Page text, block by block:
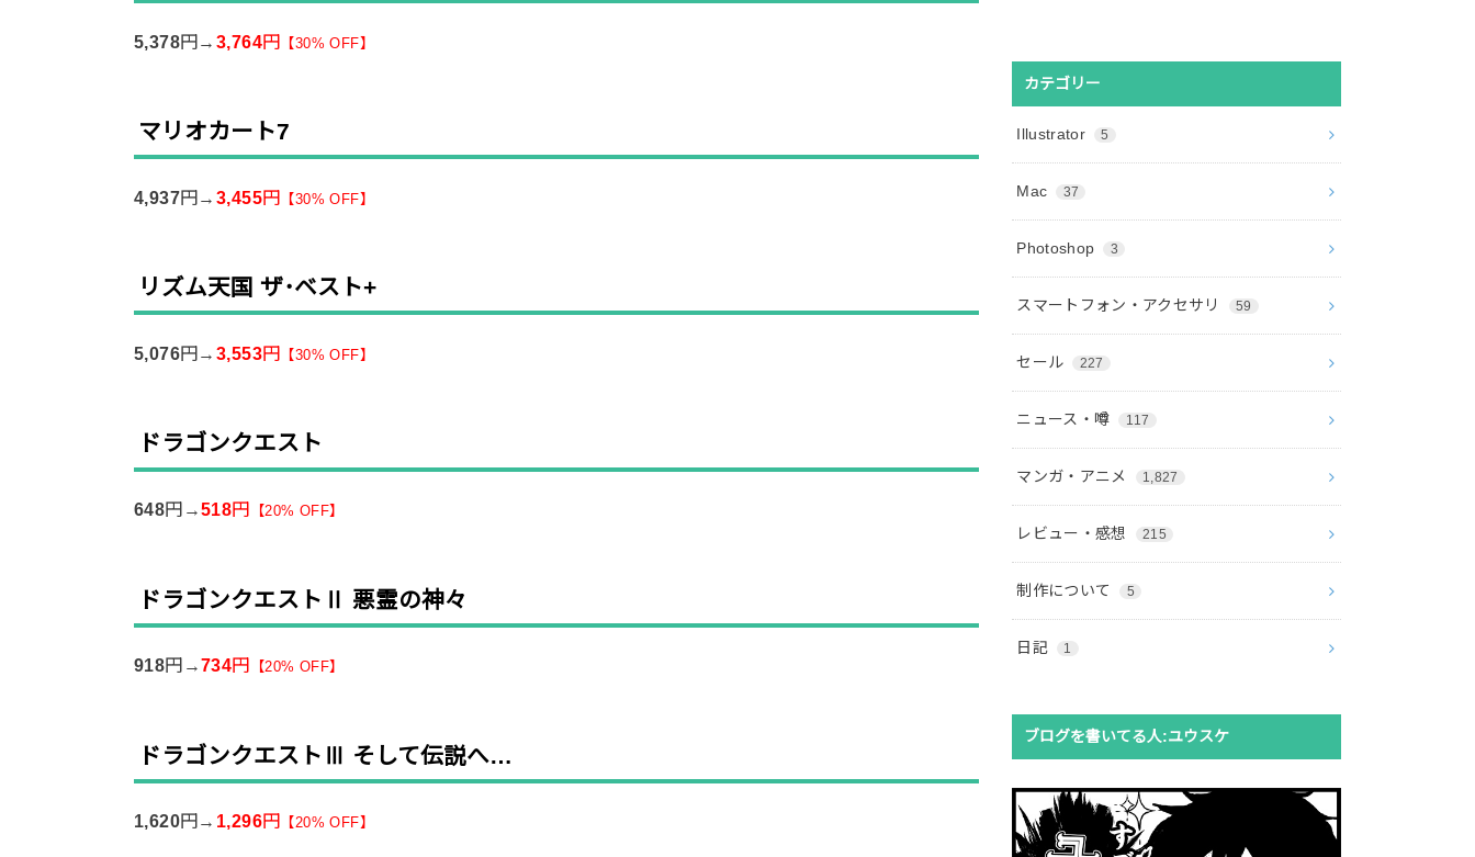
5,378円→ 3,764円 【30% OFF】
マリオカート7
4,937円→ 3,455円 【30% OFF】
リズム天国 ザ･ベスト+
5,076円→ 3,553円 【30% OFF】
ドラゴンクエスト
648円→518円 【20% OFF】
ドラゴンクエストⅡ 悪霊の神々
918円→734円 【20% OFF】
ドラゴンクエストⅢ そして伝説へ…
1,620円→ 1,296円 【20% OFF】
カテゴリー
Illustrator 5
Mac 37
Photoshop 3
スマートフォン・アクセサリ 59
セール 227
ニュース・噂 117
マンガ・アニメ 1,827
レビュー・感想 215
制作について 5
日記 1
ブログを書いてる人:ユウスケ